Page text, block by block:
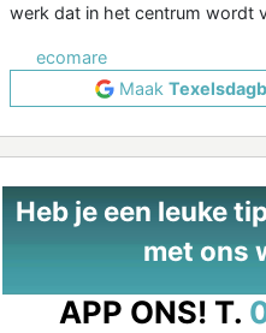
werk dat in het centrum wordt
ecomare
Maak
Heb je een leuke
met ons
APP ONS! T.